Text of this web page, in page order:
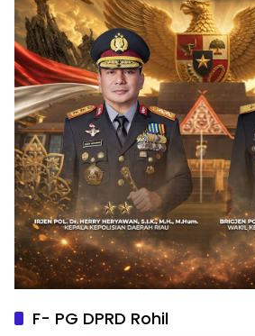
F- PG DPRD Rohil